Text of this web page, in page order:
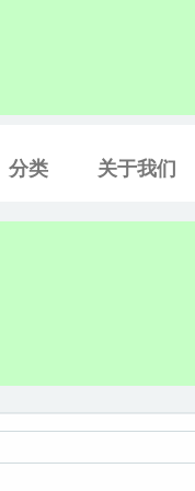
分类 关于我们